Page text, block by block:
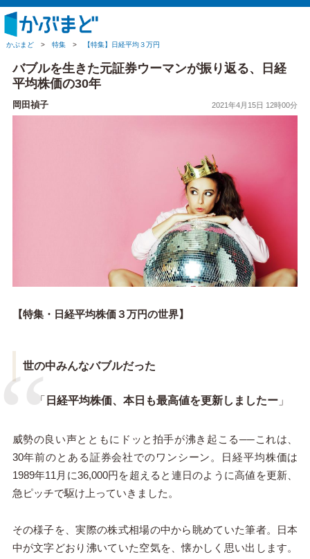
かぶまど > 特集 > 【特集】日経平均３万円
バブルを生きた元証券ウーマンが振り返る、日経
平均株価の30年
岡田禎子 2021年4月15日 12時00分
【特集・日経平均株価３万円の世界】
世の中みんなバブルだった
「 日経平均株価、本日も最高値を更新しましたー」
威勢の良い声とともにドッと拍手が沸き起こる──これは、
30年前のとある証券会社でのワンシーン。日経平均株価は
1989年11月に36,000円を超えると連日のように高値を更新、
急ピッチで駆け上っていきました。
その様子を、実際の株式相場の中から眺めていた筆者。日本
中が文字どおり沸いていた空気を、懐かしく思い出します。